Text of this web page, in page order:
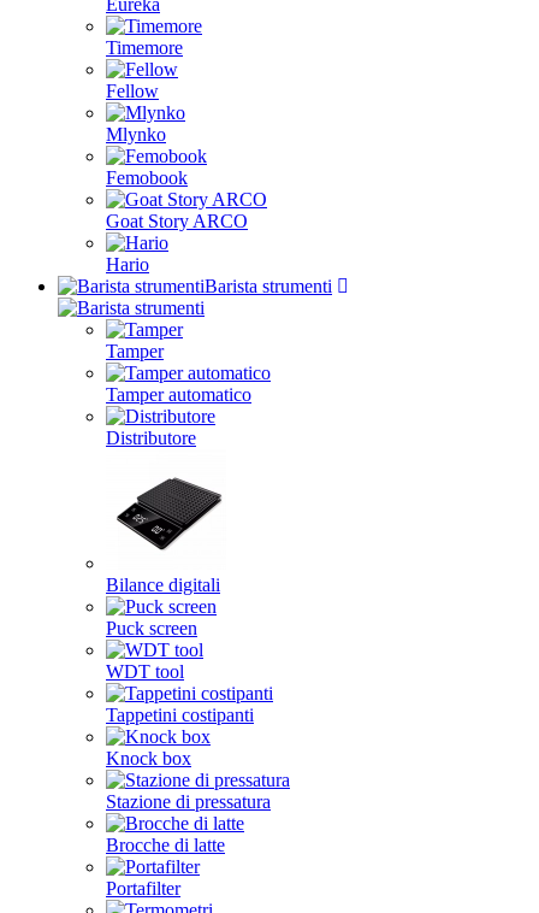
Eureka
Timemore
Fellow
Mlynko
Femobook
Goat Story ARCO
Hario
Barista strumenti
Tamper
Tamper automatico
Distributore
Bilance digitali
Puck screen
WDT tool
Tappetini costipanti
Knock box
Stazione di pressatura
Brocche di latte
Portafilter